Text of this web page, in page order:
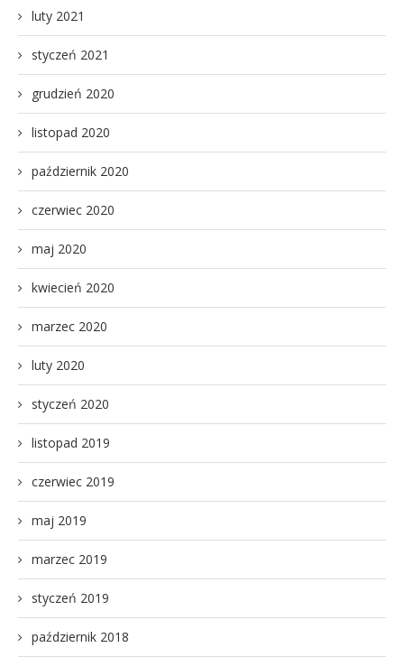
luty 2021
styczeń 2021
grudzień 2020
listopad 2020
październik 2020
czerwiec 2020
maj 2020
kwiecień 2020
marzec 2020
luty 2020
styczeń 2020
listopad 2019
czerwiec 2019
maj 2019
marzec 2019
styczeń 2019
październik 2018